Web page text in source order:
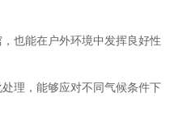
也能在户外环境中发挥良好性
理，能够应对不同气候条件下